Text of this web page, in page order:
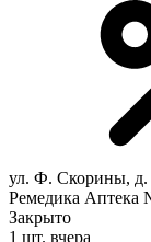
ул. Ф. Скорины,
Ремедика Аптека
Закрыто
1 шт. вчера